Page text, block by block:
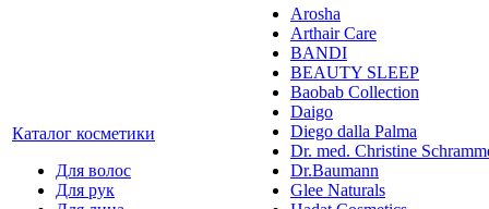
Каталог косметики
Для волос
Для рук
Arosha
Arthair Care
BANDI
BEAUTY SLEEP
Baobab Collection
Daigo
Diego dalla Palma
Dr. med. Christine
Dr.Baumann
Glee Naturals